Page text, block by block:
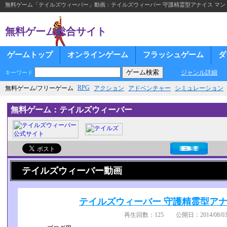
無料ゲーム「テイルズウィーバー」動画：テイルズウィーバー 守護精霊型アナイス マ
無料ゲーム総合サイト
ゲームトップ オンラインゲーム フラッシュゲーム
キーワード ジャンル詳細
無料ゲーム/フリーゲーム RPG アクション アドベンチャー シミュレーション
無料ゲーム：テイルズウィーバー
テイルズウィーバー動画
テイルズウィーバー 守護精霊型ア
再生回数：125 公開日：2014/08/